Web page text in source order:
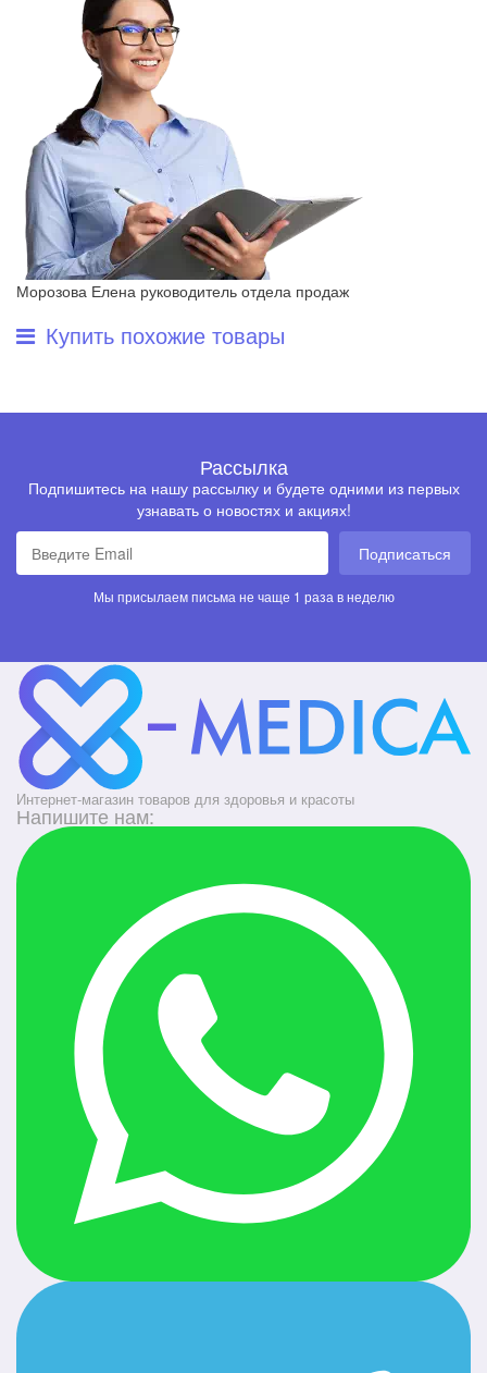
Морозова Елена руководитель отдела продаж
Купить похожие товары
Рассылка
Подпишитесь на нашу рассылку и будете одними из первых
узнавать о новостях и акциях!
Подписаться
Мы присылаем письма не чаще 1 раза в неделю
Интернет-магазин товаров для здоровья и красоты
Напишите нам: